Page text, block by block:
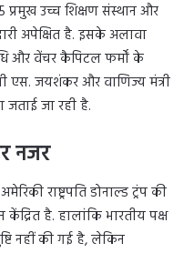
प्रमुख उच्च शिक्षण संस्थान और
अपेक्षित है. इसके अलावा
और वेंचर कैपिटल फर्मों के
एस. जयशंकर और वाणिज्य मंत्री
जा रही है.
नजर
राष्ट्रपति डोनाल्ड ट्रंप की
केंद्रित है. हालांकि भारतीय पक्ष
नहीं की गई है, लेकिन